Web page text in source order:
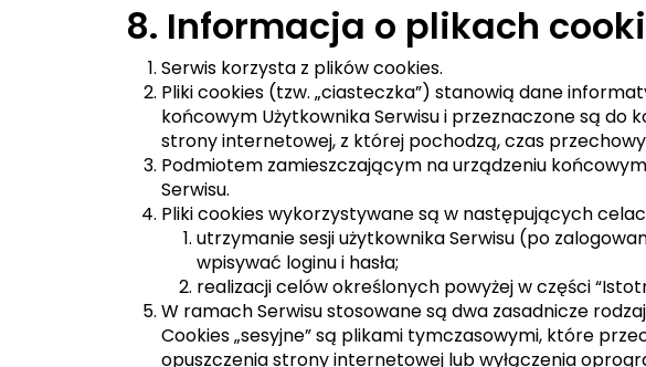
8. Informacja o plikach
Serwis korzysta z plików cookies.
Pliki cookies (tzw. „ciasteczka”) stanowią dane
końcowym Użytkownika Serwisu i przeznaczone są do
strony internetowej, z której pochodzą, czas
Podmiotem zamieszczającym na urządzeniu
Serwisu.
Pliki cookies wykorzystywane są w następujących
utrzymanie sesji użytkownika Serwisu (po
wpisywać loginu i hasła;
realizacji celów określonych powyżej w części
W ramach Serwisu stosowane są dwa zasadnicze
Cookies „sesyjne” są plikami tymczasowymi, które
opuszczenia strony internetowej lub wyłączenia